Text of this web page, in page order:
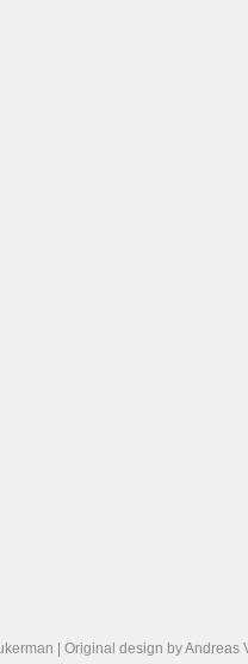
| Original design byAndreas